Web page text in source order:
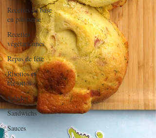
Recettes de base
en pâtisserie
Recettes
végétariennes
Repas de fête
Risottos et
blésottos
Salades
Sandwichs
Sauces